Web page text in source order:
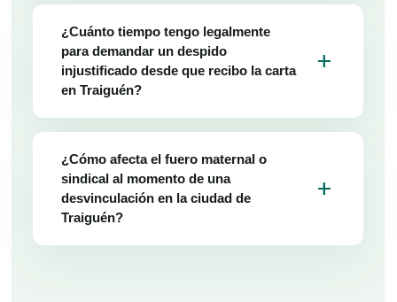
¿Cuánto tiempo tengo legalmente
para demandar un despido
injustificado desde que recibo la carta
en Traiguén?
add
¿Cómo afecta el fuero maternal o
sindical al momento de una
desvinculación en la ciudad de
Traiguén?
add